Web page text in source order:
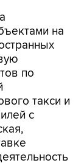
на
по
такси и
с